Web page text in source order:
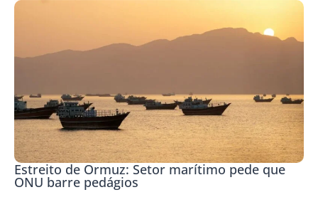
Estreito de Ormuz: Setor marítimo pede que
ONU barre pedágios